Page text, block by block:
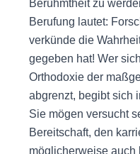
Berühmtheit zu
Berufung lautet:
verkünde die
gegeben hat! Wer
Orthodoxie der
abgrenzt, begibt sich
Sie mögen versucht
Bereitschaft, den
möglicherweise auch